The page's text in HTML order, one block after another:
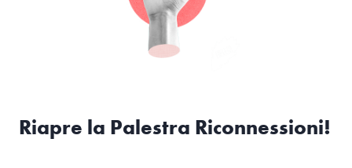
Riapre la Palestra Riconnessioni!